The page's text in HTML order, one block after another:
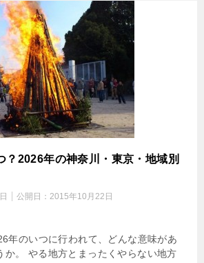
？2026年の神奈川・東京・地域別
公開日： 2015年10月22日
年のいつに行われて、どんな意味があ
か。 やる地方とまったくやらない地方